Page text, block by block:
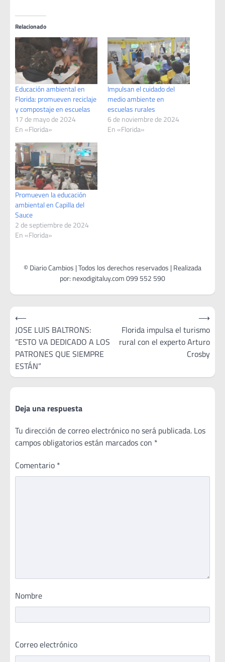
Relacionado
Educación ambiental en
Florida: promueven reciclaje
y compostaje en escuelas
17 de mayo de 2024
En «Florida»
Impulsan el cuidado del
medio ambiente en
escuelas rurales
6 de noviembre de 2024
En «Florida»
Promueven la educación
ambiental en Capilla del
Sauce
2 de septiembre de 2024
En «Florida»
Navegación
de
entradas
⟵
JOSE LUIS BALTRONS:
“ESTO VA DEDICADO A LOS
PATRONES QUE SIEMPRE
ESTÁN”
Florida impulsa el turismo
rural con el experto Arturo
Crosby
⟶
Deja una respuesta
Tu dirección de correo electrónico no será publicada. Los
campos obligatorios están marcados con *
Comentario *
Nombre
Correo electrónico